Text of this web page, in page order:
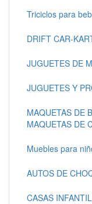
Triciclos para
DRIFT CAR-
JUGUETES DE
JUGUETES Y
MAQUETAS DE
MAQUETAS DE
Muebles para
AUTOS DE
CASAS